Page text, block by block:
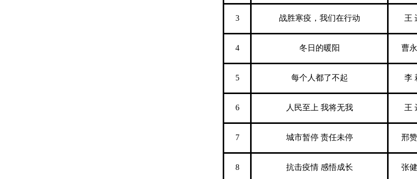
3 战胜寒疫，我们在行动 王
4 冬日的暖阳 曹
5 每个人都了不起 李
6 人民至上 我将无我 王
7 城市暂停 责任未停 邢
8 抗击疫情 感悟成长 张